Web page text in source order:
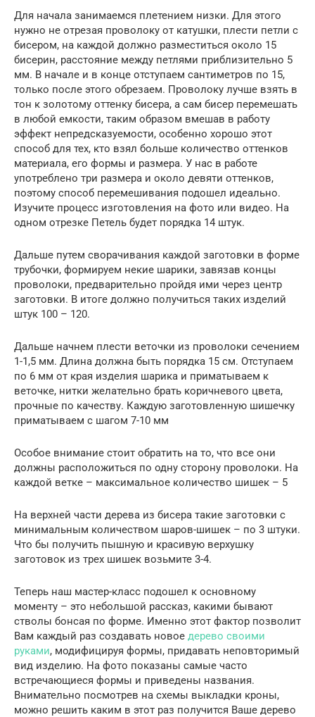
Для начала занимаемся плетением низки. Для этого
нужно не отрезая проволоку от катушки, плести петли с
бисером, на каждой должно разместиться около 15
бисерин, расстояние между петлями приблизительно 5
мм. В начале и в конце отступаем сантиметров по 15,
только после этого обрезаем. Проволоку лучше взять в
тон к золотому оттенку бисера, а сам бисер перемешать
в любой емкости, таким образом вмешав в работу
эффект непредсказуемости, особенно хорошо этот
способ для тех, кто взял больше количество оттенков
материала, его формы и размера. У нас в работе
употреблено три размера и около девяти оттенков,
поэтому способ перемешивания подошел идеально.
Изучите процесс изготовления на фото или видео. На
одном отрезке Петель будет порядка 14 штук.
Дальше путем сворачивания каждой заготовки в форме
трубочки, формируем некие шарики, завязав концы
проволоки, предварительно пройдя ими через центр
заготовки. В итоге должно получиться таких изделий
штук 100 – 120.
Дальше начнем плести веточки из проволоки сечением
1-1,5 мм. Длина должна быть порядка 15 см. Отступаем
по 6 мм от края изделия шарика и приматываем к
веточке, нитки желательно брать коричневого цвета,
прочные по качеству. Каждую заготовленную шишечку
приматываем с шагом 7-10 мм
Особое внимание стоит обратить на то, что все они
должны расположиться по одну сторону проволоки. На
каждой ветке – максимальное количество шишек – 5
На верхней части дерева из бисера такие заготовки с
минимальным количеством шаров-шишек – по 3 штуки.
Что бы получить пышную и красивую верхушку
заготовок из трех шишек возьмите 3-4.
Теперь наш мастер-класс подошел к основному
моменту – это небольшой рассказ, какими бывают
стволы бонсая по форме. Именно этот фактор позволит
Вам каждый раз создавать новое дерево своими
руками, модифицируя формы, придавать неповторимый
вид изделию. На фото показаны самые часто
встречающиеся формы и приведены названия.
Внимательно посмотрев на схемы выкладки кроны,
можно решить каким в этот раз получится Ваше дерево